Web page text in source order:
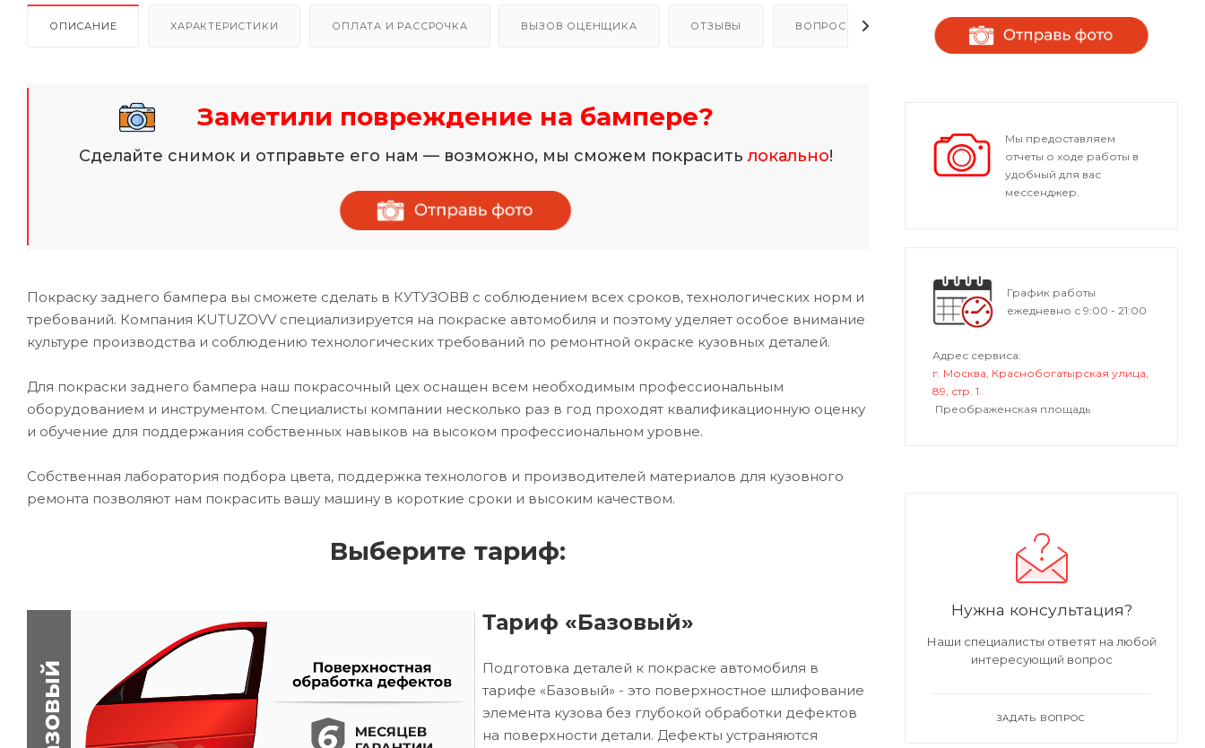
ОПИСАНИЕ ХАРАКТЕРИСТИКИ ОПЛАТА И РАССРОЧКА ВЫЗОВ ОЦЕНЩИКА ОТЗЫВЫ ВОПРОСЫ - ОТВЕТЫ
Заметили повреждение на бампере?
Сделайте снимок и отправьте его нам — возможно, мы сможем покраситьлокально!
Покраску заднего бампера вы сможете сделать в КУТУЗОВВ с соблюдением всех сроков, технологических норм и
требований. Компания KUTUZOVV специализируется на покраске автомобиля и поэтому уделяет особое внимание
культуре производства и соблюдению технологических требований по ремонтной окраске кузовных деталей.
Для покраски заднего бампера наш покрасочный цех оснащен всем необходимым профессиональным
оборудованием и инструментом. Специалисты компании несколько раз в год проходят квалификационную оценку
и обучение для поддержания собственных навыков на высоком профессиональном уровне.
Собственная лаборатория подбора цвета, поддержка технологов и производителей материалов для кузовного
ремонта позволяют нам покрасить вашу машину в короткие сроки и высоким качеством.
Выберите тариф:
Тариф «Базовый»
Подготовка деталей к покраске автомобиля в
тарифе «Базовый» - это поверхностное шлифование
элемента кузова без глубокой обработки дефектов
на поверхности детали. Дефекты устраняются
Мы предоставляем
отчеты о ходе работы в
удобный для вас
мессенджер.
График работы
ежедневно с 9:00 - 21:00
Адрес сервиса:
г. Москва, Краснобогатырская улица,
89, стр. 1.
Преображенская площадь
Нужна консультация?
Наши специалисты ответят на любой
интересующий вопрос
ЗАДАТЬ ВОПРОС